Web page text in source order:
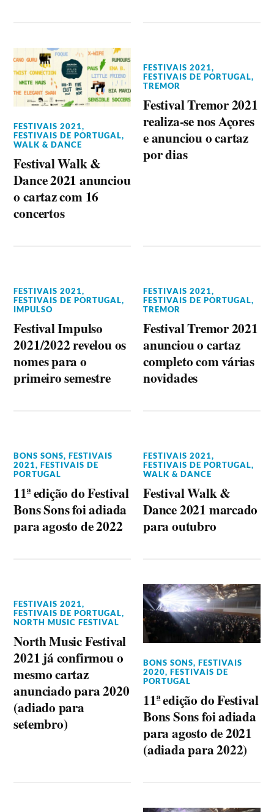
FESTIVAIS 2021,
FESTIVAIS DE PORTUGAL,
WALK & DANCE
Festival Walk &
Dance 2021 anunciou
o cartaz com 16
concertos
FESTIVAIS 2021,
FESTIVAIS DE PORTUGAL,
TREMOR
Festival Tremor 2021
realiza-se nos Açores
e anunciou o cartaz
por dias
FESTIVAIS 2021,
FESTIVAIS DE PORTUGAL,
IMPULSO
Festival Impulso
2021/2022 revelou os
nomes para o
primeiro semestre
FESTIVAIS 2021,
FESTIVAIS DE PORTUGAL,
TREMOR
Festival Tremor 2021
anunciou o cartaz
completo com várias
novidades
BONS SONS,FESTIVAIS
2021,FESTIVAIS DE
PORTUGAL
11ª edição do Festival
Bons Sons foi adiada
para agosto de 2022
FESTIVAIS 2021,
FESTIVAIS DE PORTUGAL,
WALK & DANCE
Festival Walk &
Dance 2021 marcado
para outubro
FESTIVAIS 2021,
FESTIVAIS DE PORTUGAL,
NORTH MUSIC FESTIVAL
North Music Festival
2021 já confirmou o
mesmo cartaz
anunciado para 2020
(adiado para
setembro)
BONS SONS,FESTIVAIS
2020,FESTIVAIS DE
PORTUGAL
11ª edição do Festival
Bons Sons foi adiada
para agosto de 2021
(adiada para 2022)